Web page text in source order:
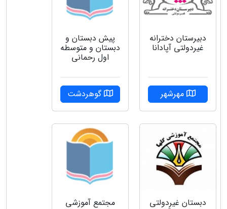
دبیرستان دخترانه
غیردولتی آپادانا
مهرشهر
پیش دبستان و
دبستان و متوسطه
اول رحمانی
گوهردشت
دبستان غیردولتی مجتمع آموزشی